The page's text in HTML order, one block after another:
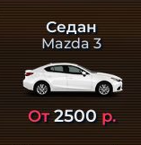
Седан
Mazda 3
От2500р.